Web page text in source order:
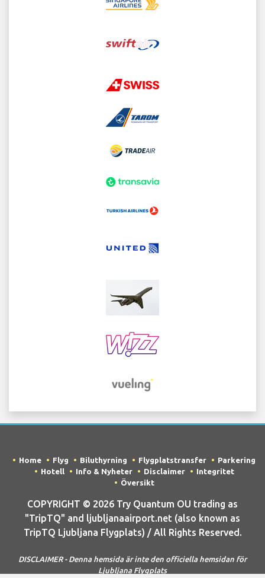
Home Flyg Biluthyrning Flygplatstransfer
Parkering
Hotell
Info & Nyheter Disclaimer
Integritet
Översikt
COPYRIGHT © 2026 Try Quantum OU trading as
"TripTQ" and ljubljanaairport.net (also known as
TripTQ Ljubljana Flygplats) / All Rights Reserved.
DISCLAIMER - Denna hemsida är inte den officiella hemsidan för
Ljubljana Flygplats